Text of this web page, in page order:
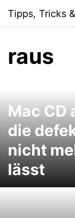
content
Tipps, Tricks
raus
Mac CD
die
nicht
lässt